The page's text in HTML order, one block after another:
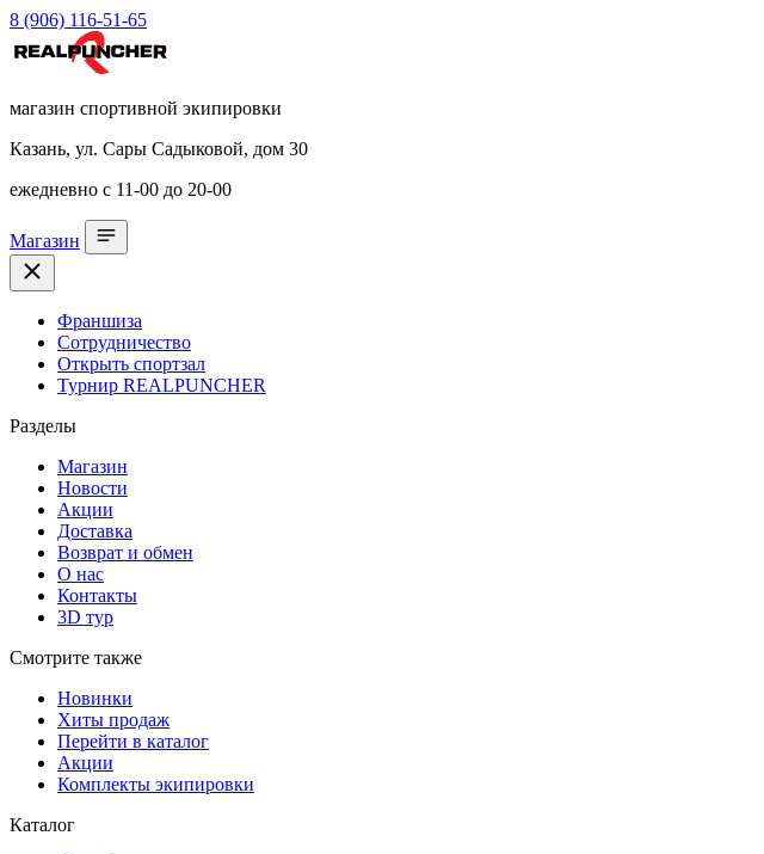
8 (906) 116-51-65
магазин спортивной экипировки
Казань, ул. Сары Садыковой, дом 30
ежедневно с 11-00 до 20-00
Магазин
Франшиза
Сотрудничество
Открыть спортзал
Турнир REALPUNCHER
Разделы
Магазин
Новости
Акции
Доставка
Возврат и обмен
О нас
Контакты
3D тур
Смотрите также
Новинки
Хиты продаж
Перейти в каталог
Акции
Комплекты экипировки
Каталог